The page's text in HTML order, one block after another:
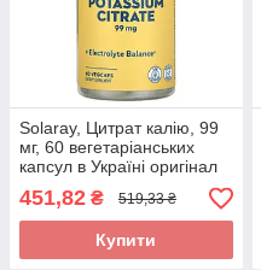
Solaray, Цитрат калію, 99
мг, 60 вегетаріанських
капсул в Україні оригінал
451,82 ₴ 519,33 ₴
Купити